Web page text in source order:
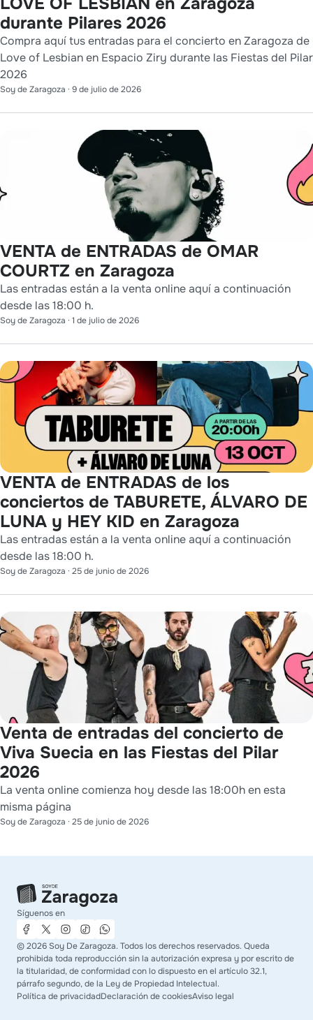
durante Pilares 2026
Compra aquí tus entradas para el concierto en Zaragoza de
Love of Lesbian en Espacio Ziry durante las Fiestas del Pilar
2026
Soy de Zaragoza · 9 de julio de 2026
VENTA de ENTRADAS de OMAR
COURTZ en Zaragoza
Las entradas están a la venta online aquí a continuación
desde las 18:00 h.
Soy de Zaragoza · 1 de julio de 2026
VENTA de ENTRADAS de los
conciertos de TABURETE, ÁLVARO DE
LUNA y HEY KID en Zaragoza
Las entradas están a la venta online aquí a continuación
desde las 18:00 h.
Soy de Zaragoza · 25 de junio de 2026
Venta de entradas del concierto de
Viva Suecia en las Fiestas del Pilar
2026
La venta online comienza hoy desde las 18:00h en esta
misma página
Soy de Zaragoza · 25 de junio de 2026
Síguenos en
©2026 Soy De Zaragoza. Todos los derechos reservados. Queda
prohibida toda reproducción sin la autorización expresa y por escrito de
la titularidad, de conformidad con lo dispuesto en el artículo 32.1,
párrafo segundo, de la Ley de Propiedad Intelectual.
Política de privacidadDeclaración de cookiesAviso legal